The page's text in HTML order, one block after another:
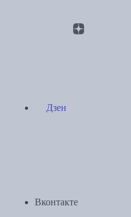
Дзен
Вконтакте